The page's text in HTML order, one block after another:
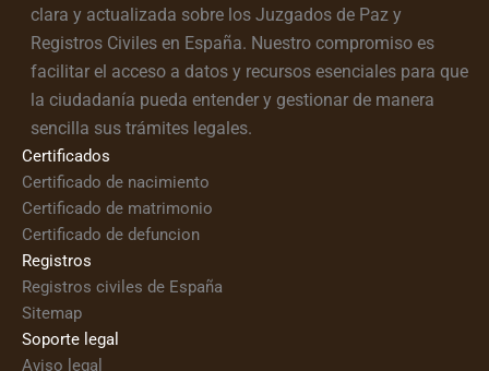
clara y actualizada sobre los Juzgados de Paz y
Registros Civiles en España. Nuestro compromiso es
facilitar el acceso a datos y recursos esenciales para que
la ciudadanía pueda entender y gestionar de manera
sencilla sus trámites legales.
Certificados
Certificado de nacimiento
Certificado de matrimonio
Certificado de defuncion
Registros
Registros civiles de España
Sitemap
Soporte legal
Aviso legal